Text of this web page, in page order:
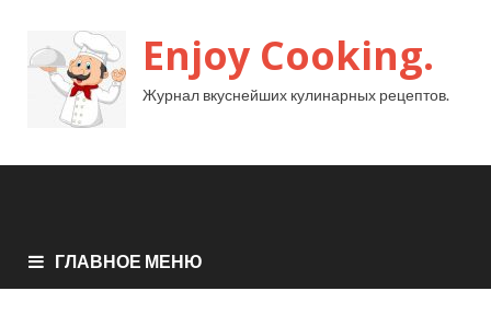
Enjoy Cooking.
Журнал вкуснейших кулинарных рецептов.
ГЛАВНОЕ МЕНЮ